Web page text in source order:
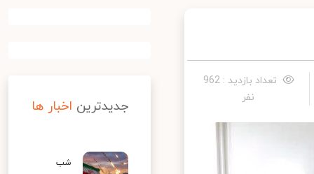
تعداد بازدید : 962
نفر
جدیدترین اخبار ها
شب